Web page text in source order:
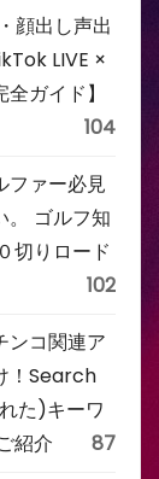
顔出し声出
LIVE ×
ガイド】
104
ファー必見
。 ゴルフ知
切りロード
102
ンコ関連ア
！Search
た)キーワ
紹介
87